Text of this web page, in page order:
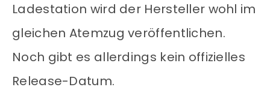
Ladestation wird der Hersteller wohl im
gleichen Atemzug veröffentlichen.
Noch gibt es allerdings kein offizielles
Release-Datum.